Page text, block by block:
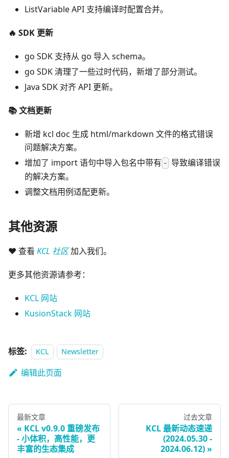
ListVariable API 支持编译时配置合并。
🔥 SDK 更新
go SDK 支持从 go 导入 schema。
go SDK 清理了一些过时代码，新增了部分测试。
Java SDK 对齐 API 更新。
📚️ 文档更新
新增 kcl doc 生成 html/markdown 文件的格式错误
问题解决方案。
增加了 import 语句中导入包名中带有 - 导致编译错误
的解决方案。
调整文档用例适配更新。
其他资源
❤️ 查看 KCL 社区加入我们。
更多其他资源请参考：
KCL 网站
KusionStack 网站
标签: KCL Newsletter
编辑此页面
最新文章
KCL v0.9.0 重磅发布
- 小体积，高性能，更
丰富的生态集成
过去文章
KCL 最新动态速递
(2024.05.30 -
2024.06.12)